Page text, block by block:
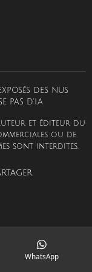
DES NUS
PAS D'I.A
et éditeur du
ou de
sont interdites.
WhatsApp